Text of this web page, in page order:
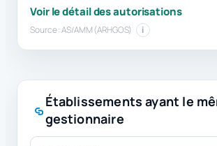
Voir le détail des autorisations
Source : AS/AMM (ARHGOS)
i
Établissements ayant le
gestionnaire